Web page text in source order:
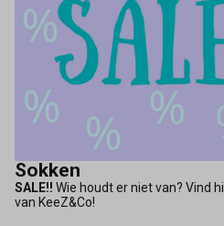
Sokken
SALE!! Wie houdt er niet van? Vind
van KeeZ&Co!